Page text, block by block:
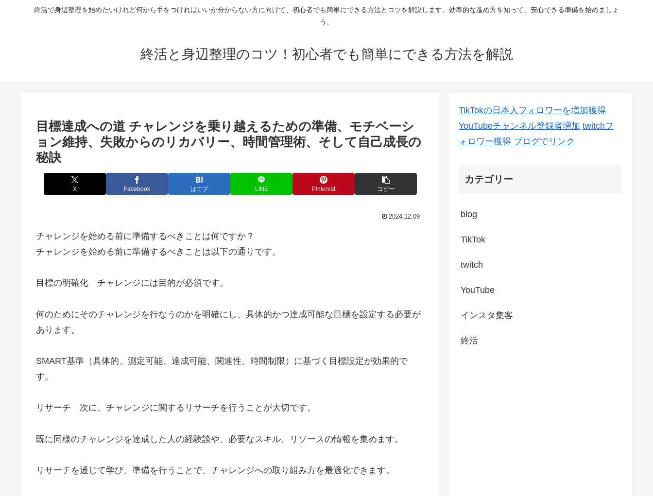
終活で身辺整理を始めたいけれど何から手をつければいいか分からない方に向けて、初心者でも簡単にできる方法とコツを解説します。効率的な進め方を知って、安心できる準備を始めましょ
う。
終活と身辺整理のコツ！初心者でも簡単にできる方法を解説
目標達成への道 チャレンジを乗り越えるための準備、モチベーシ
ョン維持、失敗からのリカバリー、時間管理術、そして自己成長の
秘訣
X Facebook はてブ LINE Pinterest コピー
2024.12.09
チャレンジを始める前に準備するべきことは何ですか？
チャレンジを始める前に準備するべきことは以下の通りです。
目標の明確化 チャレンジには目的が必須です。
何のためにそのチャレンジを行なうのかを明確にし、具体的かつ達成可能な目標を設定する必要が
あります。
SMART基準（具体的、測定可能、達成可能、関連性、時間制限）に基づく目標設定が効果的で
す。
リサーチ 次に、チャレンジに関するリサーチを行うことが大切です。
既に同様のチャレンジを達成した人の経験談や、必要なスキル、リソースの情報を集めます。
リサーチを通じて学び、準備を行うことで、チャレンジへの取り組み方を最適化できます。
TikTokの日本人フォロワーを増加獲得
YouTubeチャンネル登録者増加 twitchフ
ォロワー獲得 ブログでリンク
カテゴリー
blog
TikTok
twitch
YouTube
インスタ集客
終活